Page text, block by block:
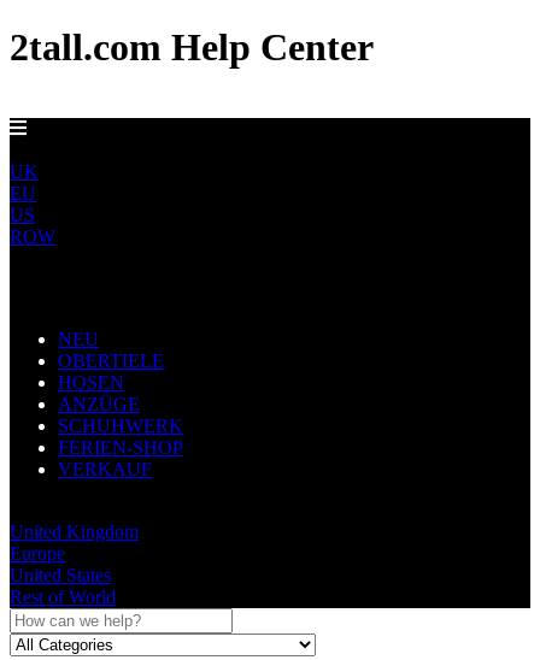
2tall.com Help Center
UK
EU
US
ROW
NEU
OBERTIELE
HOSEN
ANZÜGE
SCHUHWERK
FERIEN-SHOP
VERKAUF
United Kingdom
Europe
United States
Rest of World